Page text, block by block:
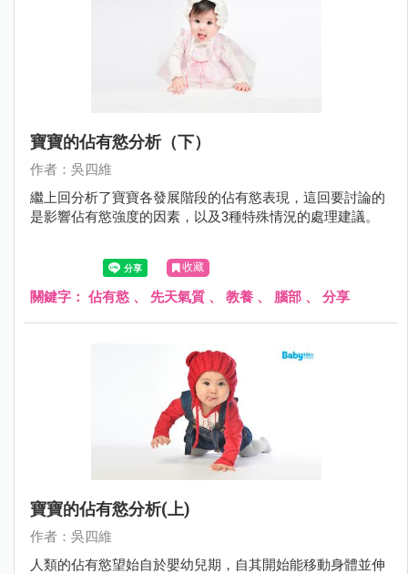
寶寶的佔有慾分析（下）
作者：吳四維
繼上回分析了寶寶各發展階段的佔有慾表現，這回要討論的
是影響佔有慾強度的因素，以及3種特殊情況的處理建議。
收藏
關鍵字： 佔有慾 、 先天氣質 、 教養 、 腦部 、 分享
寶寶的佔有慾分析(上)
作者：吳四維
人類的佔有慾望始自於嬰幼兒期，自其開始能移動身體並伸